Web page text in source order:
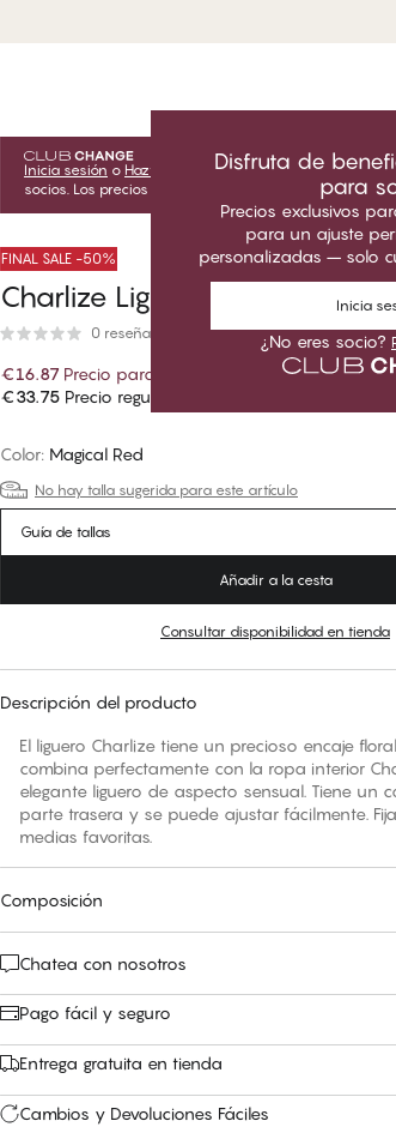
Disfruta de
para
Precios exclusivos
para un ajuste
personalizadas – solo
Inicia
¿No eres socio?
Inicia sesión o Hazte socio
para desbloquear las
socios. Los precios del Club solo son válidos cuando
FINAL SALE -50%
Charlize Liguero
0 reseñas
€16.87 Precio para socios
€33.75 Precio regular
Color: Magical Red
No hay talla sugerida para este artículo
Guía de tallas
Añadir a la cesta
Consultar disponibilidad en tienda
Descripción del producto
El liguero Charlize tiene un precioso encaje
combina perfectamente con la ropa interior
elegante liguero de aspecto sensual. Tiene un
parte trasera y se puede ajustar fácilmente.
medias favoritas.
Composición
Chatea con nosotros
Pago fácil y seguro
Entrega gratuita en tienda
Cambios y Devoluciones Fáciles